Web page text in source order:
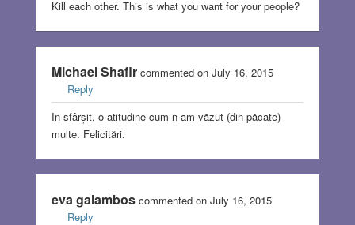
Kill each other. This is what you want for your people?
Michael Shafircommented on July 16, 2015
Reply
In sfârșit, o atitudine cum n-am văzut (din păcate)
multe. Felicitări.
eva galamboscommented on July 16, 2015
Reply